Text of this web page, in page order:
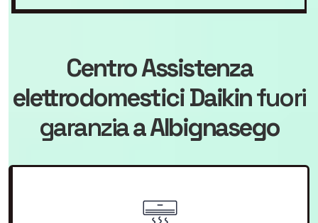
Centro Assistenza
elettrodomestici Daikinfuori
garanziaa Albignasego